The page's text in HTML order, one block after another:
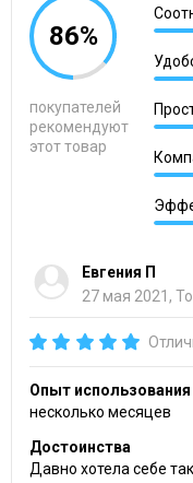
86%
покупателей
рекомендуют
этот товар
Евгения П
27 мая 2021,
Опыт использования
несколько месяцев
Достоинства
Давно хотела себе